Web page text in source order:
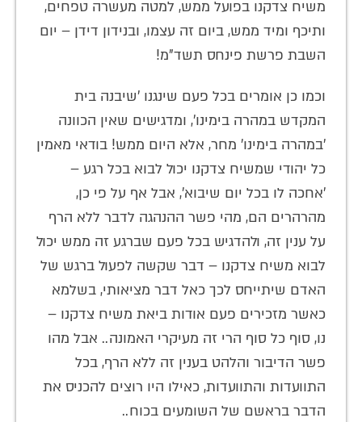
משיח צדקנו בפועל ממש, למטה מעשרה טפחים,
ותיכף ומיד ממש, ביום זה עצמו, ובנידון דידן – יום
השבת פרשת פינחס תשד"מ!
וכמו כן אומרים בכל פעם שינגנו 'שיבנה בית
המקדש במהרה בימינו', ומדגישים שאין הכוונה
'במהרה בימינו' מחר, אלא היום ממש! בודאי מאמין
כל יהודי שמשיח צדקנו יכול לבוא בכל רגע –
'אחכה לו בכל יום שיבוא', אבל אף על פי כן,
מהרהרים הם, מהי פשר ההנהגה לדבר ללא הרף
על ענין זה, ולהדגיש בכל פעם שברגע זה ממש יכול
לבוא משיח צדקנו – דבר שקשה לפעול ברגש של
האדם שיתייחס לכך כאל דבר מציאותי, בשלמא
כאשר מזכירים פעם אודות ביאת משיח צדקנו –
נו, סוף כל סוף הרי זה מעיקרי האמונה.. אבל מהו
פשר הדיבור והלהט בענין זה ללא הרף, בכל
התוועדות והתוועדות, כאילו היו רוצים להכניס את
הדבר בראשם של השומעים בכוח..